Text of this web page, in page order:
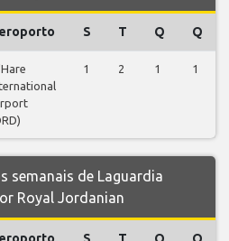
S T Q Q
1 2 1 1
semanais de Laguardia
Royal Jordanian
S T Q Q